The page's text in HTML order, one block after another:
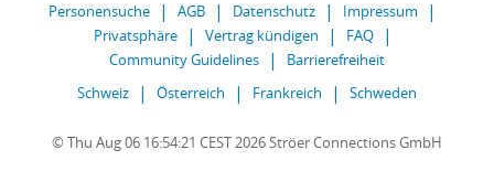
Personensuche AGB Datenschutz
Impressum
Privatsphäre
Vertrag kündigen
FAQ
Community Guidelines
Barrierefreiheit
Schweiz
Österreich Frankreich Schweden
© Thu Aug 06 16:54:21 CEST 2026 Ströer Connections GmbH